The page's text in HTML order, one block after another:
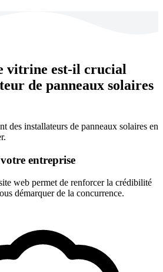
vitrine est-il crucial
de panneaux solaires
des installateurs de panneaux solaires en
entreprise
web permet de renforcer la crédibilité
démarquer de la concurrence.